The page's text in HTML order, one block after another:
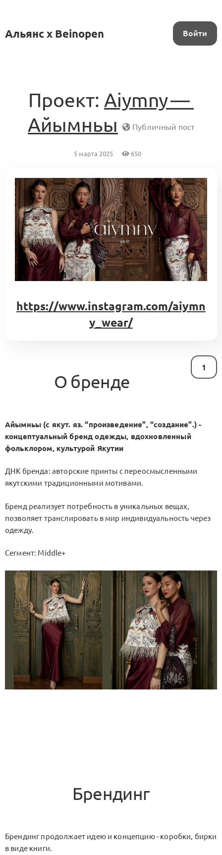
Альянс x Beinopen Войти
Проект: Aiymny —
Айымньы
Публичный пост
5 марта 2025 650
https://www.instagram.com/aiymn
y_wear/
1
О бренде
Айымньы (с якут. яз. “произведение”, “создание”.) -
концептуальный бренд одежды, вдохновленный
фольклором, культурой Якутии
ДНК бренда: авторские принты с переосмысленными
якутскими традиционными мотивами.
Бренд реализует потребность в уникальных вещах,
позволяет транслировать в мир индивидуальность через
одежду.
Сегмент: Middle+
Брендинг
Брендинг продолжает идею и концепцию - коробки, бирки
в виде книги.